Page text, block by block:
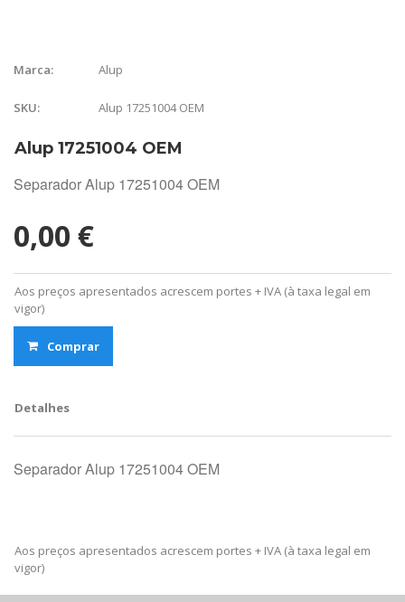
Marca: Alup
SKU: Alup 17251004 OEM
Alup 17251004 OEM
Separador Alup 17251004 OEM
0,00 €
Aos preços apresentados acrescem portes + IVA (à taxa legal em
vigor)
Comprar
Detalhes
Separador Alup 17251004 OEM
Aos preços apresentados acrescem portes + IVA (à taxa legal em
vigor)